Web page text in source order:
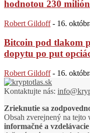
hodnotou 230
Robert Gildoff - 16.
Bitcoin pod tlakom
dopytu po put
Robert Gildoff - 16.
Kontaktujte nás:
Zrieknutie sa
Obsah zverejnený na tejto
informačné a